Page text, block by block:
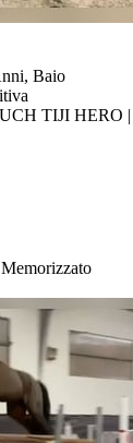
Baio
TIJI HERO
Memorizzato